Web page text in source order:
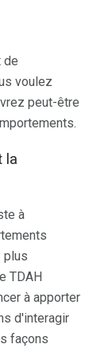
de
voulez
peut-être
la
à
plus
TDAH
à apporter
d'interagir
façons